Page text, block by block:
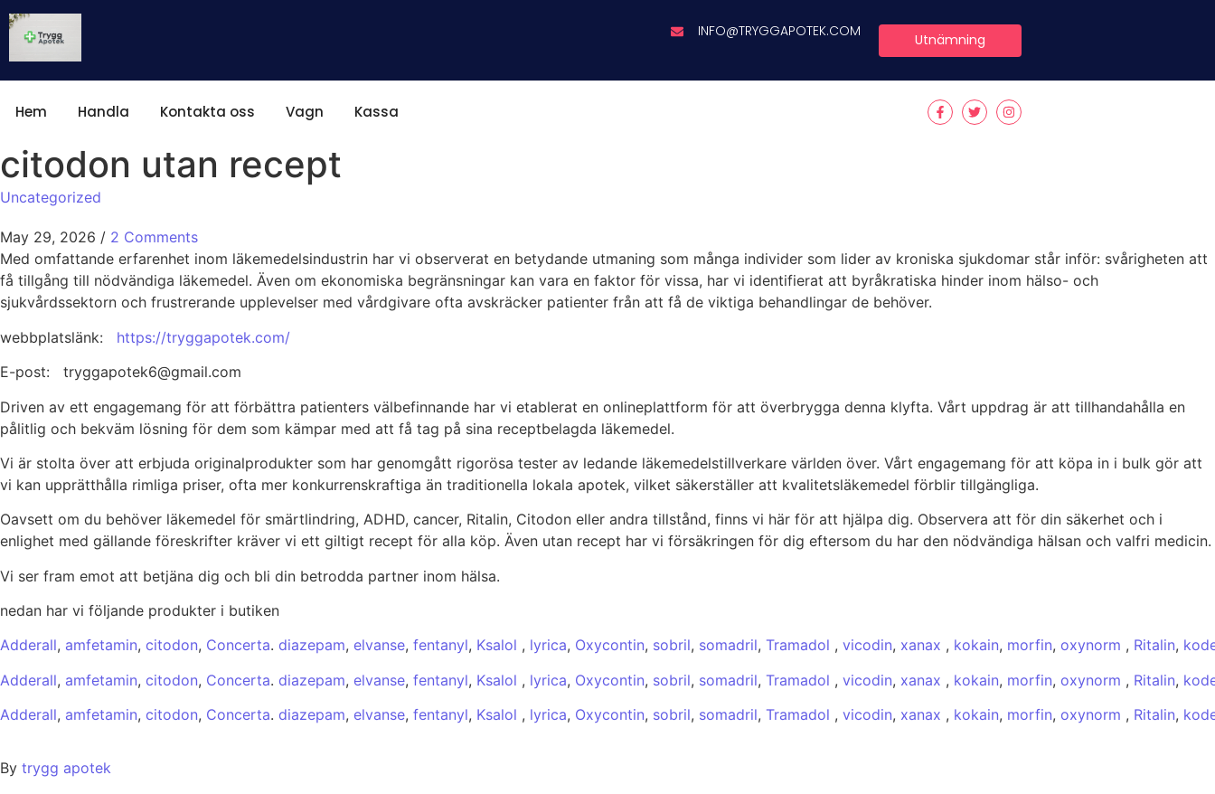
INFO@TRYGGAPOTEK.COM Utnämning
Hem Handla Kontakta oss Vagn Kassa
citodon utan recept
Uncategorized
May 29, 2026 / 2 Comments
Med omfattande erfarenhet inom läkemedelsindustrin har vi observerat en betydande utmaning som många individer som lider av kroniska sjukdomar står inför: svårigheten att
få tillgång till nödvändiga läkemedel. Även om ekonomiska begränsningar kan vara en faktor för vissa, har vi identifierat att byråkratiska hinder inom hälso- och
sjukvårdssektorn och frustrerande upplevelser med vårdgivare ofta avskräcker patienter från att få de viktiga behandlingar de behöver.
webbplatslänk: https://tryggapotek.com/
E-post: tryggapotek6@gmail.com
Driven av ett engagemang för att förbättra patienters välbefinnande har vi etablerat en onlineplattform för att överbrygga denna klyfta. Vårt uppdrag är att tillhandahålla en
pålitlig och bekväm lösning för dem som kämpar med att få tag på sina receptbelagda läkemedel.
Vi är stolta över att erbjuda originalprodukter som har genomgått rigorösa tester av ledande läkemedelstillverkare världen över. Vårt engagemang för att köpa in i bulk gör att
vi kan upprätthålla rimliga priser, ofta mer konkurrenskraftiga än traditionella lokala apotek, vilket säkerställer att kvalitetsläkemedel förblir tillgängliga.
Oavsett om du behöver läkemedel för smärtlindring, ADHD, cancer, Ritalin, Citodon eller andra tillstånd, finns vi här för att hjälpa dig. Observera att för din säkerhet och i
enlighet med gällande föreskrifter kräver vi ett giltigt recept för alla köp. Även utan recept har vi försäkringen för dig eftersom du har den nödvändiga hälsan och valfri medicin.
Vi ser fram emot att betjäna dig och bli din betrodda partner inom hälsa.
nedan har vi följande produkter i butiken
Adderall, amfetamin, citodon, Concerta. diazepam, elvanse, fentanyl, Ksalol , lyrica, Oxycontin, sobril, somadril, Tramadol , vicodin, xanax , kokain, morfin, oxynorm , Ritalin,
Adderall, amfetamin, citodon, Concerta. diazepam, elvanse, fentanyl, Ksalol , lyrica, Oxycontin, sobril, somadril, Tramadol , vicodin, xanax , kokain, morfin, oxynorm , Ritalin,
Adderall, amfetamin, citodon, Concerta. diazepam, elvanse, fentanyl, Ksalol , lyrica, Oxycontin, sobril, somadril, Tramadol , vicodin, xanax , kokain, morfin, oxynorm , Ritalin,
By trygg apotek